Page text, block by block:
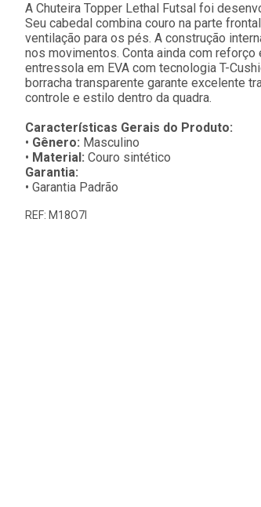
A Chuteira Topper Lethal Futsal foi
Seu cabedal combina couro na parte
ventilação para os pés. A construção
nos movimentos. Conta ainda com reforço
entressola em EVA com tecnologia T-
borracha transparente garante excelente
controle e estilo dentro da quadra.
Características Gerais do Produto:
• Gênero: Masculino
• Material: Couro sintético
Garantia:
• Garantia Padrão
REF: M18O7I